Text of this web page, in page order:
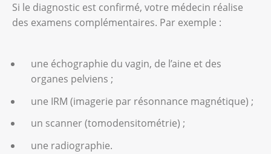
Si le diagnostic est confirmé, votre médecin réalise
des examens complémentaires. Par exemple :
une échographie du vagin, de l’aine et des
organes pelviens ;
une IRM (imagerie par résonnance magnétique) ;
un scanner (tomodensitométrie) ;
une radiographie.